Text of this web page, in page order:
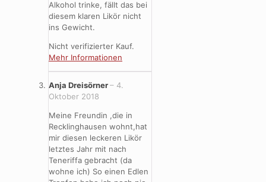
Alkohol trinke, fällt das bei
diesem klaren Likör nicht
ins Gewicht.
Nicht verifizierter Kauf.
Mehr Informationen
Anja Dreisörner– 4.
Oktober 2018
Meine Freundin ,die in
Recklinghausen wohnt,hat
mir diesen leckeren Likör
letztes Jahr mit nach
Teneriffa gebracht (da
wohne ich) So einen Edlen